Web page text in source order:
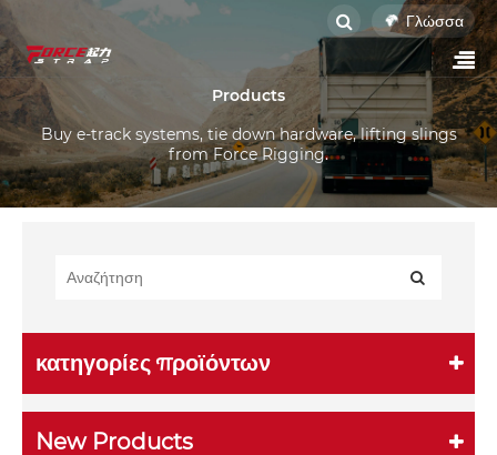
Γλώσσα
Products
Buy e-track systems, tie down hardware, lifting slings
from Force Rigging.
κατηγορίες προϊόντων
New Products